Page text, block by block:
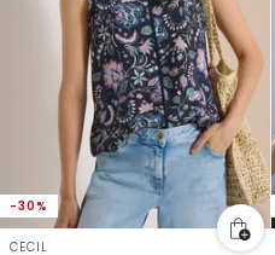
-30%
CECIL